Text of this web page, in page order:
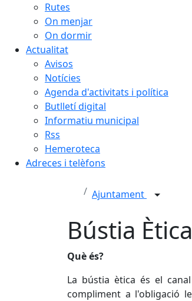
Rutes
On menjar
On dormir
Actualitat
Avisos
Notícies
Agenda d'activitats i política
Butlletí digital
Informatiu municipal
Rss
Hemeroteca
Adreces i telèfons
Ajuntament
Bústia Ètica
Què és?
La bústia ètica és el
compliment a l'obligació